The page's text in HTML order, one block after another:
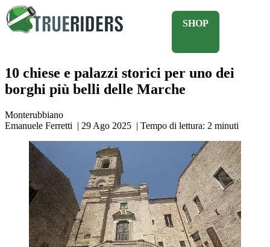
SHOP
10 chiese e palazzi storici per uno dei
borghi più belli delle Marche
Monterubbiano
Emanuele Ferretti | 29 Ago 2025 | Tempo di lettura: 2 minuti